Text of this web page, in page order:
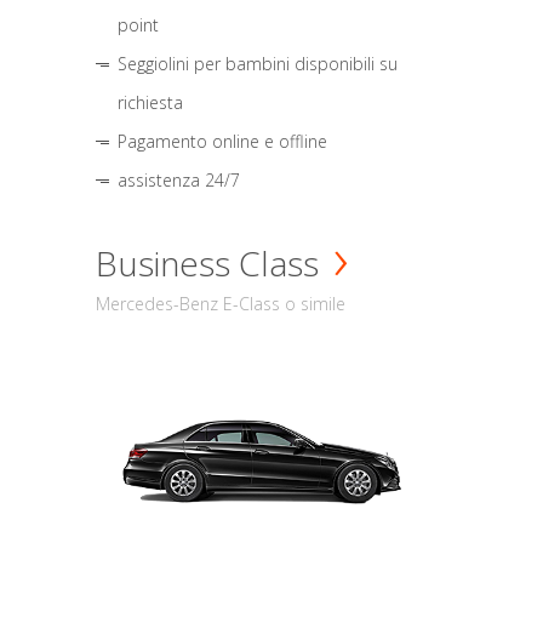
point
Seggiolini per bambini disponibili su
richiesta
Pagamento online e offline
assistenza 24/7
Business Class
Mercedes-Benz E-Class o simile